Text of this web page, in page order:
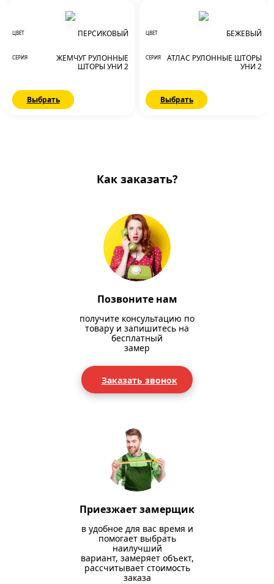
ЦВЕТ ПЕРСИКОВЫЙ
СЕРИЯ
ЖЕМЧУГ РУЛОННЫЕ
ШТОРЫ УНИ 2
Выбрать
ЦВЕТ БЕЖЕВЫЙ
СЕРИЯ
АТЛАС РУЛОННЫЕ ШТОРЫ
УНИ 2
Выбрать
Как заказать?
Позвоните нам
получите консультацию по
товару и запишитесь на
бесплатный
замер
Заказать звонок
Приезжает замерщик
в удобное для вас время и
помогает выбрать
наилучший
вариант, замеряет объект,
рассчитывает стоимость
заказа